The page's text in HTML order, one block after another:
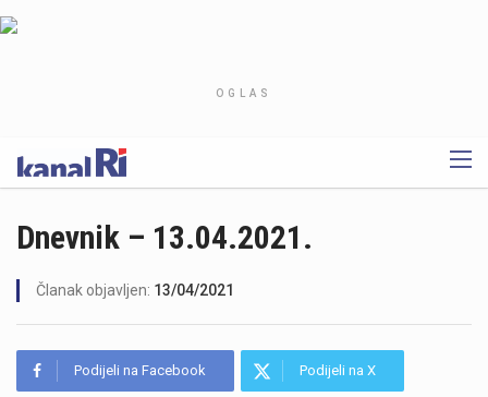
OGLAS
Dnevnik – 13.04.2021.
Članak objavljen: 13/04/2021
Podijeli na Facebook Podijeli na X